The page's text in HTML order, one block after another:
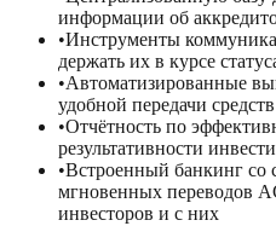
информации об
•Инструменты
держать их в курсе
•Автоматизированные
удобной передачи
•Отчётность по
результативности
•Встроенный банкинг со
мгновенных переводов
инвесторов и с них